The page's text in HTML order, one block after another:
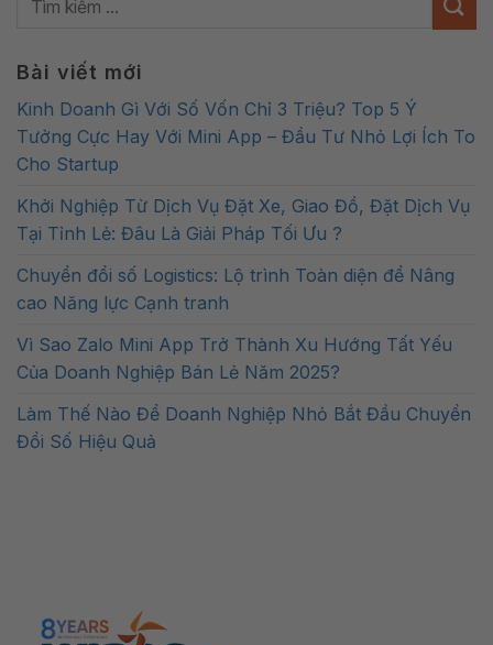
Bài viết mới
Kinh Doanh Gì Với Số Vốn Chỉ 3 Triệu? Top 5 Ý
Tưởng Cực Hay Với Mini App – Đầu Tư Nhỏ Lợi Ích To
Cho Startup
Khởi Nghiệp Từ Dịch Vụ Đặt Xe, Giao Đồ, Đặt Dịch Vụ
Tại Tỉnh Lẻ: Đâu Là Giải Pháp Tối Ưu ?
Chuyển đổi số Logistics: Lộ trình Toàn diện để Nâng
cao Năng lực Cạnh tranh
Vì Sao Zalo Mini App Trở Thành Xu Hướng Tất Yếu
Của Doanh Nghiệp Bán Lẻ Năm 2025?
Làm Thế Nào Để Doanh Nghiệp Nhỏ Bắt Đầu Chuyển
Đổi Số Hiệu Quả